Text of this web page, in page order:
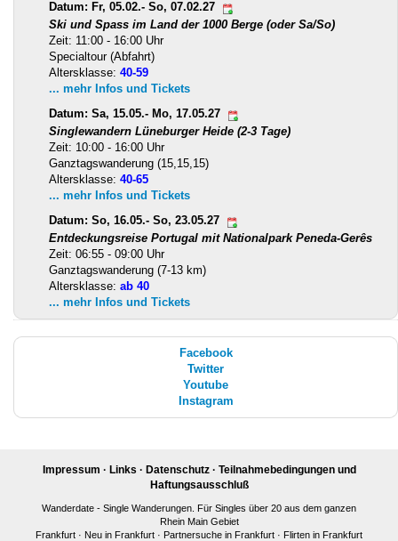
Datum: Fr, 05.02.- So, 07.02.27
Ski und Spass im Land der 1000 Berge (oder Sa/So)
Zeit: 11:00 - 16:00 Uhr
Specialtour (Abfahrt)
Altersklasse: 40-59
... mehr Infos und Tickets
Datum: Sa, 15.05.- Mo, 17.05.27
Singlewandern Lüneburger Heide (2-3 Tage)
Zeit: 10:00 - 16:00 Uhr
Ganztagswanderung (15,15,15)
Altersklasse: 40-65
... mehr Infos und Tickets
Datum: So, 16.05.- So, 23.05.27
Entdeckungsreise Portugal mit Nationalpark Peneda-Gerês
Zeit: 06:55 - 09:00 Uhr
Ganztagswanderung (7-13 km)
Altersklasse: ab 40
... mehr Infos und Tickets
Facebook
Twitter
Youtube
Instagram
Impressum · Links · Datenschutz· Teilnahmebedingungen und
Haftungsausschluß
Wanderdate - Single Wanderungen. Für Singles über 20 aus dem ganzen
Rhein Main Gebiet
Frankfurt · Neu in Frankfurt · Partnersuche in Frankfurt · Flirten in Frankfurt